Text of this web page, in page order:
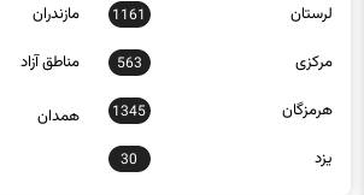
لرستان 1161 مازندران
مرکزی 563 مناطق آزاد
هرمزگان 1345 همدان
یزد 30